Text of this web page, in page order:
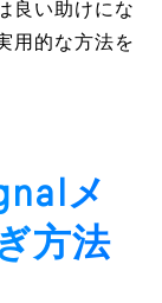
良い助けにな
用的な方法を
メ
方法